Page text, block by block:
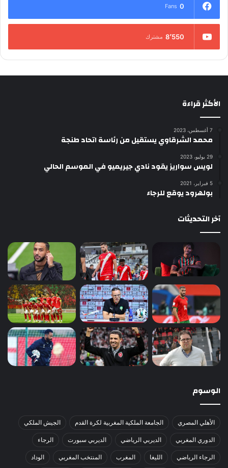
0
Fans
8٬550 مشترك
الأكثر قراءة
7 أغسطس، 2023
محمد الشرقاوي يستقيل من رئاسة اتحاد طنجة
29 يوليو، 2023
لويس سواريز يقود نادي جيريميو في الموسم الحالي
5 فبراير، 2021
بولهرود يوقع للرجاء
آخر التحديثات
الوسوم
الأهلي المصري الجامعة الملكية المغربية لكرة القدم الجيش الملكي
الدوري المغربي الديربي الرياضي الديربي سبورت الرجاء
الرجاء الرياضي الليغا المغرب المنتخب المغربي الوداد